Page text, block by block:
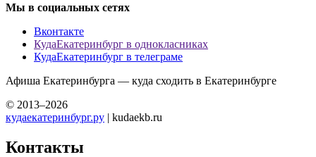
Мы в социальных сетях
Вконтакте
КудаЕкатеринбург в однокласниках
КудаЕкатеринбург в телеграме
Афиша Екатеринбурга — куда сходить в Екатеринбурге
© 2013–2026
кудаекатеринбург.ру | kudaekb.ru
Контакты